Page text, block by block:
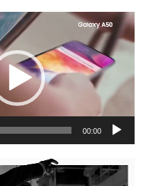
נגן
וידאו
00:00
נגן